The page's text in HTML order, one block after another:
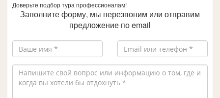
Доверьте подбор тура профессионалам!
Заполните форму, мы перезвоним или отправим
предложение по email